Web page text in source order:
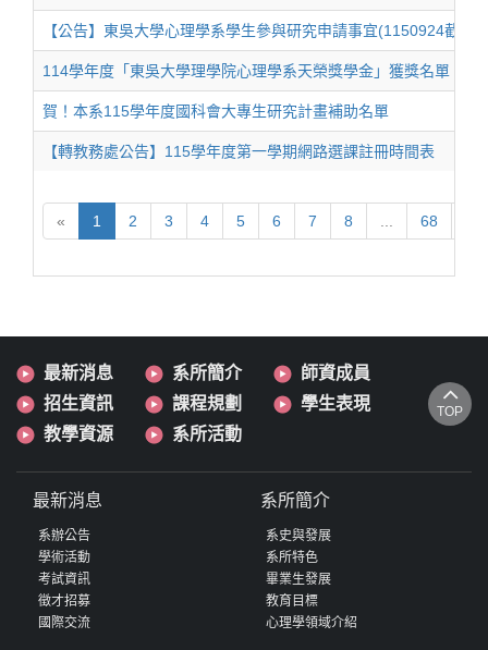
【公告】東吳大學心理學系學生參與研究申請事宜(1150924截止)
114學年度「東吳大學理學院心理學系天榮獎學金」獲獎名單
賀！本系115學年度國科會大專生研究計畫補助名單
【轉教務處公告】115學年度第一學期網路選課註冊時間表
« 1 2 3 4 5 6 7 8 68
最新消息 系所簡介
師資成員
招生資訊
課程規劃
學生表現
教學資源
系所活動
TOP
最新消息
系辦公告
學術活動
考試資訊
徵才招募
國際交流
系所簡介
系史與發展
系所特色
畢業生發展
教育目標
心理學領域介紹